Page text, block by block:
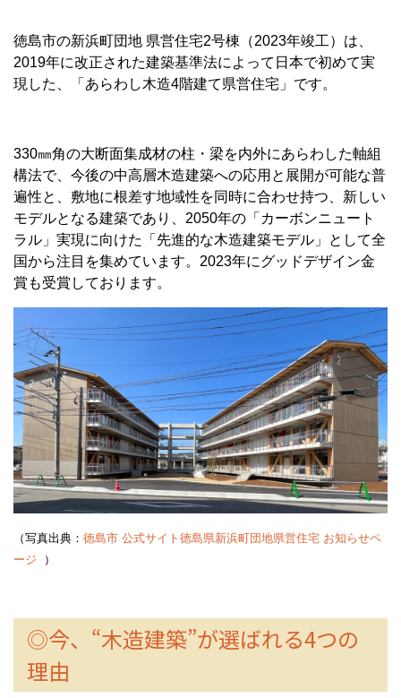
徳島市の新浜町団地 県営住宅2号棟（2023年竣工）は、
2019年に改正された建築基準法によって日本で初めて実
現した、「あらわし木造4階建て県営住宅」です。
330㎜角の大断面集成材の柱・梁を内外にあらわした軸組
構法で、今後の中高層木造建築への応用と展開が可能な普
遍性と、敷地に根差す地域性を同時に合わせ持つ、新しい
モデルとなる建築であり、2050年の「カーボンニュート
ラル」実現に向けた「先進的な木造建築モデル」として全
国から注目を集めています。2023年にグッドデザイン金
賞も受賞しております。
（写真出典： 徳島市 公式サイト徳島県新浜町団地県営住宅 お知らせペ
ージ
）
◎今、“木造建築”が選ばれる4つの
理由